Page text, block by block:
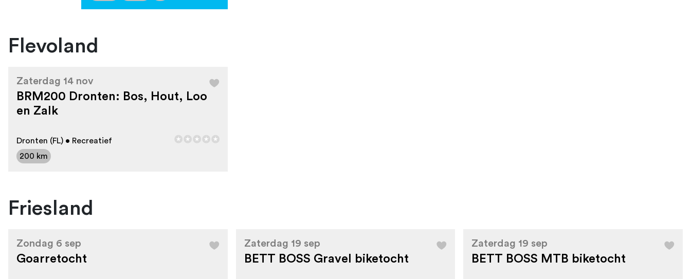
Flevoland
Zaterdag 14 nov
BRM200 Dronten: Bos, Hout, Loo
en Zalk
Dronten (FL) • Recreatief
200 km
Friesland
Zondag 6 sep
Goarretocht
Zaterdag 19 sep
BETT BOSS Gravel biketocht
Zaterdag 19 sep
BETT BOSS MTB biketocht